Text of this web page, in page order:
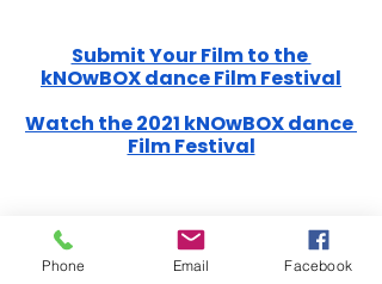
Submit Your Film to the
kNOwBOX dance Film Festival
Watch the 2021 kNOwBOX dance
Film Festival
Phone Email Facebook